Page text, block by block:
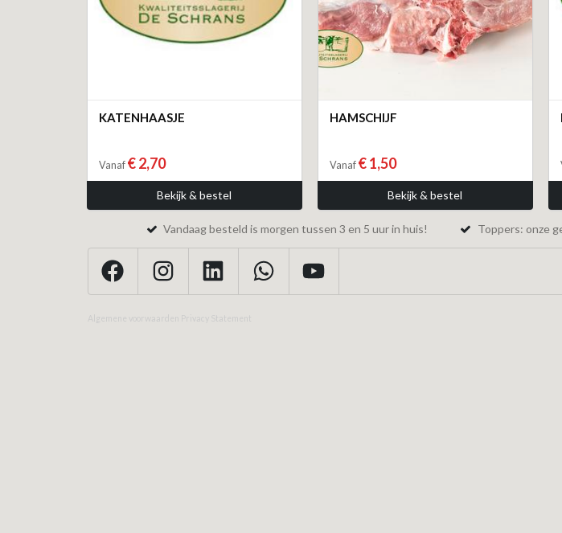
KATENHAASJE
Vanaf € 2,70
Bekijk & bestel
HAMSCHIJF
Vanaf € 1,50
Bekijk & bestel
Vandaag besteld is morgen tussen 3 en 5 uur in huis! Toppers: onze